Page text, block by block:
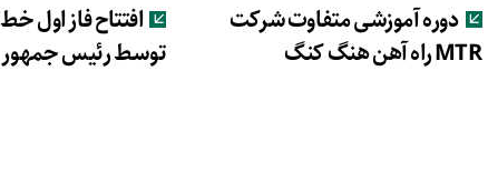
دوره آموزشی متفاوت شرکت
MTR راه آهن هنگ کنگ
توسط رئیس جمهور